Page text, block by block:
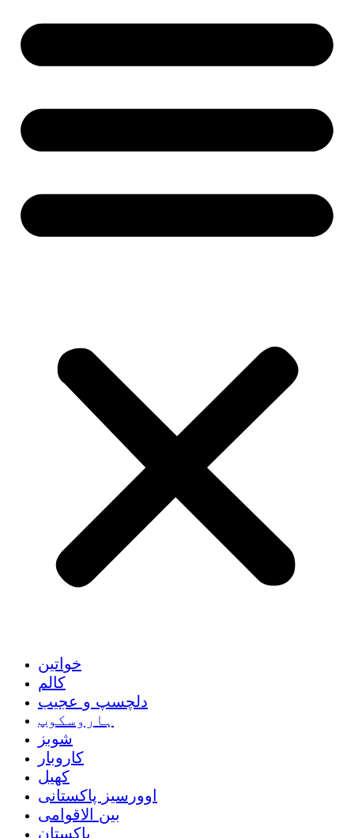
خواتین
کالم
دلچسپ و عجیب
ہاروسکوپ
شوبز
کاروبار
کھیل
اوورسیز پاکستانی
بین الاقوامی
پاکستان